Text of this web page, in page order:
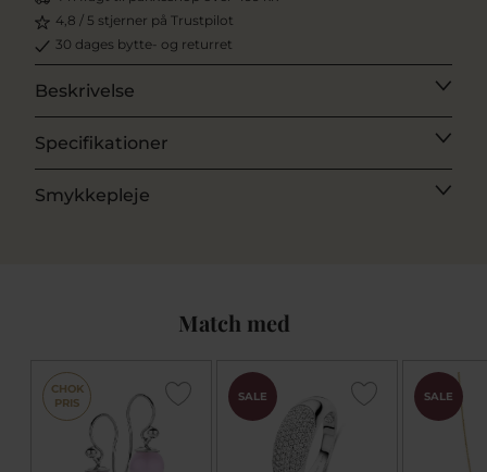
4,8 / 5 stjerner på Trustpilot
30 dages bytte- og returret
Beskrivelse
Specifikationer
Smykkepleje
Match med
CHOK
PRIS
SALE SALE